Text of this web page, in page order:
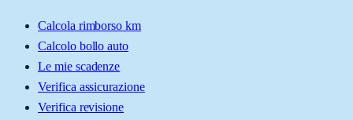
Calcola rimborso km
Calcolo bollo auto
Le mie scadenze
Verifica assicurazione
Verifica revisione